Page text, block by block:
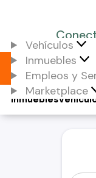
Vehículos
Inmuebles
Empleos y
Marketplace
Inmuebles